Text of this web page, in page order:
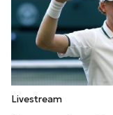
Livestream